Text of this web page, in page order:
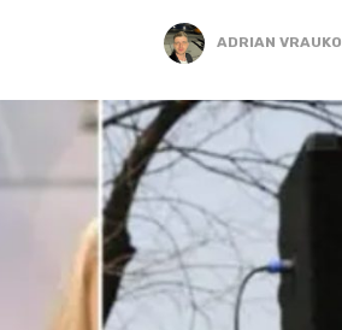
ADRIAN VRAUKO